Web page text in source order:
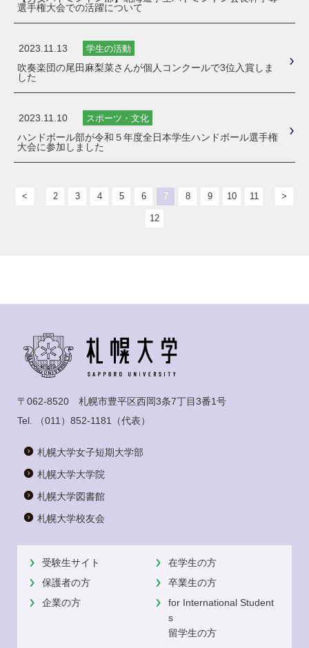
選手権大会での活躍について
2023.11.13 学生の活動
吹奏楽団の尾田麻梨菜さんが個人コンクールで3位入賞しま
した
2023.11.10 スポーツ・文化
ハンドボール部が令和５年度全日本学生ハンドボール選手権
大会に参加しました
< 2 3 4 5 6 7 8 9 10 11
12
>
〒062-8520 札幌市豊平区西岡3条7丁目3番1号
Tel.
（011）852-1181 （代表）
札幌大学女子短期大学部
札幌大学大学院
札幌大学図書館
札幌大学校友会
受験生サイト
在学生の方
保護者の方
卒業生の方
企業の方
for International Student
s
留学生の方